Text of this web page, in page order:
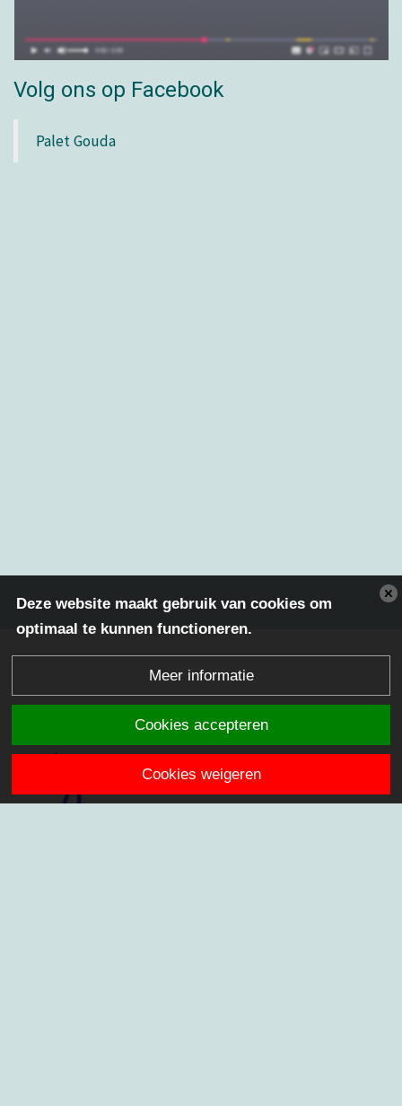
Volg ons op Facebook
Palet Gouda
Deze website maakt gebruik van cookies om
optimaal te kunnen functioneren.
Meer informatie
Cookies accepteren
Cookies weigeren